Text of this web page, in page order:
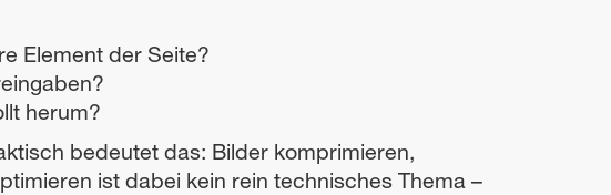
Element der Seite?
herum?
bedeutet das: Bilder komprimieren,
ist dabei kein rein technisches Thema –